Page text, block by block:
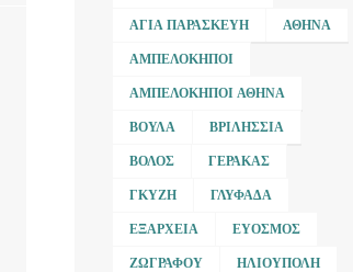
ΑΓΊΑ ΠΑΡΑΣΚΕΥΉ ΑΘΉΝΑ
ΑΜΠΕΛΌΚΗΠΟΙ
ΑΜΠΕΛΌΚΗΠΟΙ ΑΘΉΝΑ
ΒΟΎΛΑ ΒΡΙΛΉΣΣΙΑ
ΒΌΛΟΣ ΓΈΡΑΚΑΣ
ΓΚΎΖΗ ΓΛΥΦΆΔΑ
ΕΞΆΡΧΕΙΑ ΕΎΟΣΜΟΣ
ΖΩΓΡΆΦΟΥ ΗΛΙΟΎΠΟΛΗ